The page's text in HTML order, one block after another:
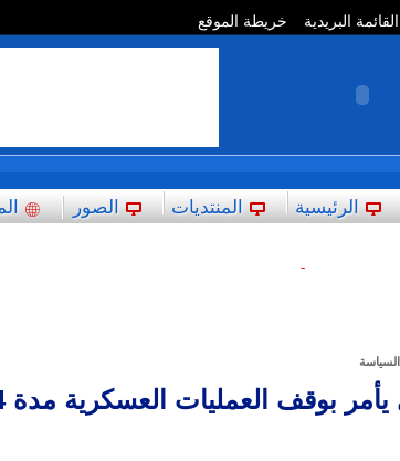
القائمة البريدية خريطة الموقع
الرئيسية المنتديات الصور
-
السياسة